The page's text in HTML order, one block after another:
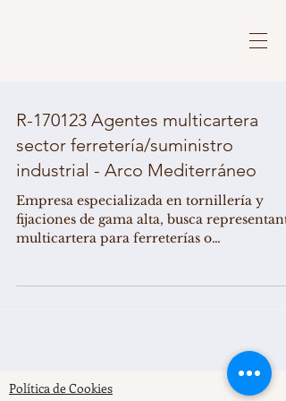
R-170123 Agentes multicartera
sector ferretería/suministro
industrial - Arco Mediterráneo
Empresa especializada en tornillería y
fijaciones de gama alta, busca
multicartera para ferreterías o
Política de Cookies